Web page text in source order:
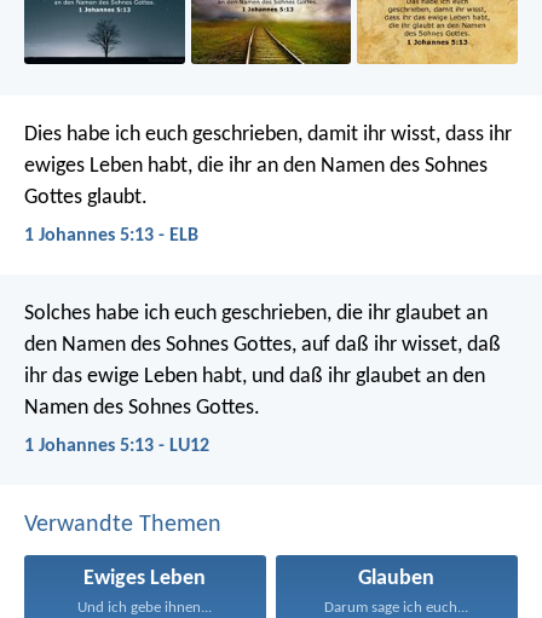
Dies habe ich euch geschrieben, damit ihr wisst, dass ihr
ewiges Leben habt, die ihr an den Namen des Sohnes
Gottes glaubt.
1 Johannes 5:13 - ELB
Solches habe ich euch geschrieben, die ihr glaubet an
den Namen des Sohnes Gottes, auf daß ihr wisset, daß
ihr das ewige Leben habt, und daß ihr glaubet an den
Namen des Sohnes Gottes.
1 Johannes 5:13 - LU12
Verwandte Themen
Ewiges Leben
Und ich gebe ihnen...
Glauben
Darum sage ich euch...